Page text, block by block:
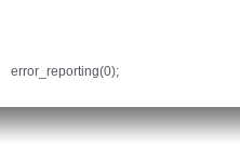
error_reporting(0);